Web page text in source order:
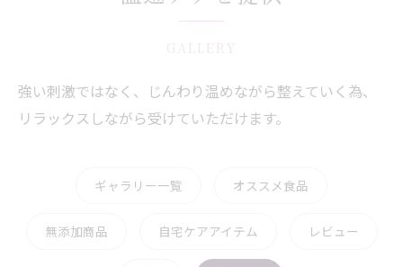
GALLERY
強い刺激ではなく、じんわり温めながら整えていく為、
リラックスしながら受けていただけます。
ギャラリー一覧 オススメ食品
無添加商品 自宅ケアアイテム レビュー